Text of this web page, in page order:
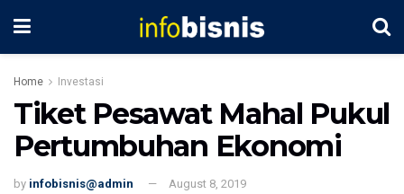
Home Investasi
Tiket Pesawat Mahal Pukul
Pertumbuhan Ekonomi
by infobisnis@admin August 8, 2019